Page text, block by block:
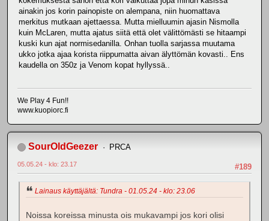
ainakin jos korin painopiste on alempana, niin huomattava
merkitus mutkaan ajettaessa. Mutta mielluumin ajasin Nismolla
kuin McLaren, mutta ajatus siitä että olet välittömästi se hitaampi
kuski kun ajat normisedanilla. Onhan tuolla sarjassa muutama
ukko jotka ajaa korista riippumatta aivan älyttömän kovasti.. Ens
kaudella on 350z ja Venom kopat hyllyssä..
We Play 4 Fun!!
www.kuopiorc.fi
SourOldGeezer PRCA
#189
05.05.24 - klo: 23.17
Lainaus käyttäjältä: Tundra - 01.05.24 - klo: 23.06
Noissa koreissa minusta ois mukavampi jos kori olisi